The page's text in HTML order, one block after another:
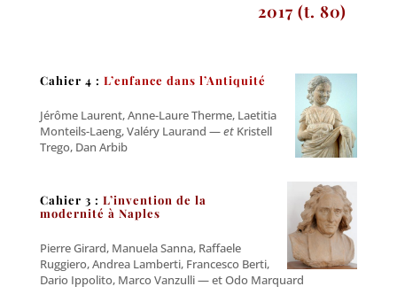
2017 (t. 80)
Cahier 4 : L’enfance dans l’Antiquité
Jérôme Laurent, Anne-Laure Therme, Laetitia
Monteils-Laeng, Valéry Laurand —etKristell
Trego, Dan Arbib
Cahier 3 : L’invention de la
modernité à Naples
Pierre Girard, Manuela Sanna, Raffaele
Ruggiero, Andrea Lamberti, Francesco Berti,
Dario Ippolito, Marco Vanzulli — et Odo Marquard